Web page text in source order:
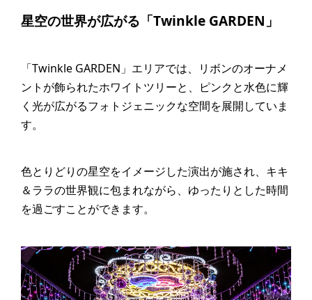
星空の世界が広がる「Twinkle GARDEN」
「Twinkle GARDEN」エリアでは、リボンのオーナメ
ントが飾られたホワイトツリーと、ピンクと水色に輝
く光が広がるフォトジェニックな空間を展開していま
す。
色とりどりの星空をイメージした演出が施され、キキ
＆ララの世界観に包まれながら、ゆったりとした時間
を過ごすことができます。